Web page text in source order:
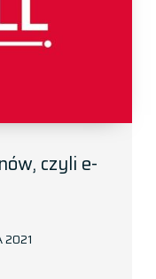
czyli e-
2021